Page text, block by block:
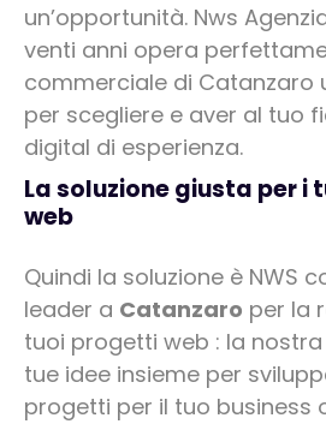
un’opportunità. Nws
venti anni opera
commerciale di Catanzaro
per scegliere e aver al tuo
digital di esperienza.
La soluzione giusta per i
web
Quindi la soluzione è NWS
leader a Catanzaro per la
tuoi progetti web : la
tue idee insieme per
progetti per il tuo business